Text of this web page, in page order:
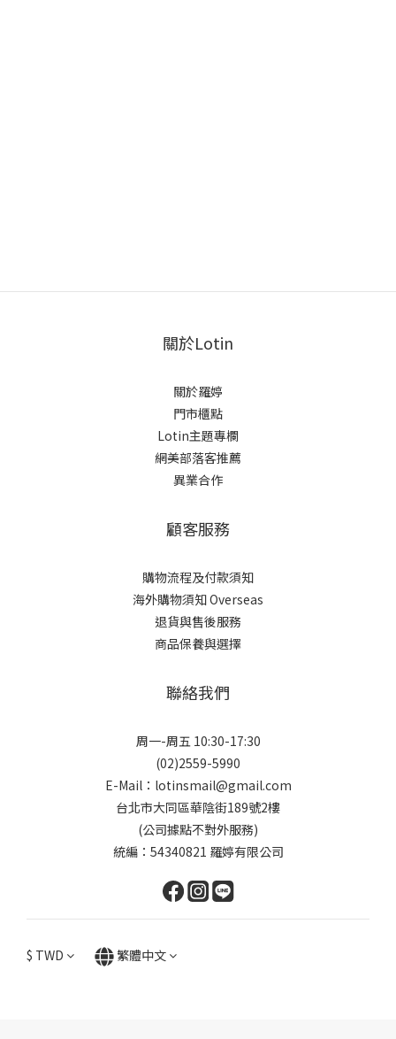
關於Lotin
關於羅婷
門市櫃點
Lotin主題專欄
網美部落客推薦
異業合作
顧客服務
購物流程及付款須知
海外購物須知 Overseas
退貨與售後服務
商品保養與選擇
聯絡我們
周一-周五 10:30-17:30
(02)2559-5990
E-Mail：lotinsmail@gmail.com
台北市大同區華陰街189號2樓
(公司據點不對外服務)
統編：54340821 羅婷有限公司
$ TWD 繁體中文